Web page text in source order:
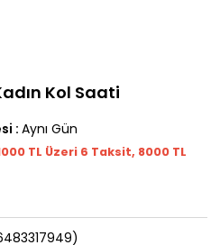
Kol Saati
: Aynı Gün
TL Üzeri 6 Taksit, 8000 TL